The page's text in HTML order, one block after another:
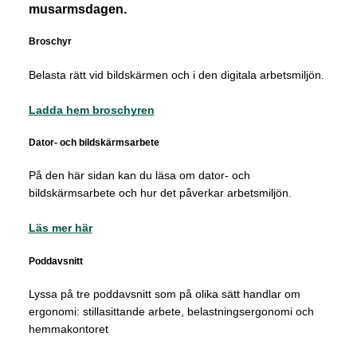
musarmsdagen.
Broschyr
Belasta rätt vid bildskärmen och i den digitala arbetsmiljön.
Ladda hem broschyren
Dator- och bildskärmsarbete
På den här sidan kan du läsa om dator- och
bildskärmsarbete och hur det påverkar arbetsmiljön.
Läs mer här
Poddavsnitt
Lyssa på tre poddavsnitt som på olika sätt handlar om
ergonomi: stillasittande arbete, belastningsergonomi och
hemmakontoret